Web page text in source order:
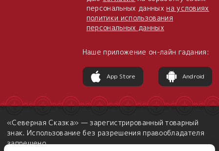
персональных данныхна условиях
политики использования
персональных данных
Наше приложение он-лайн гадания:
App Store Android
«Северная Сказка» — зарегистрированный товарный
знак. Использование без разрешения правообладателя
запрещено.